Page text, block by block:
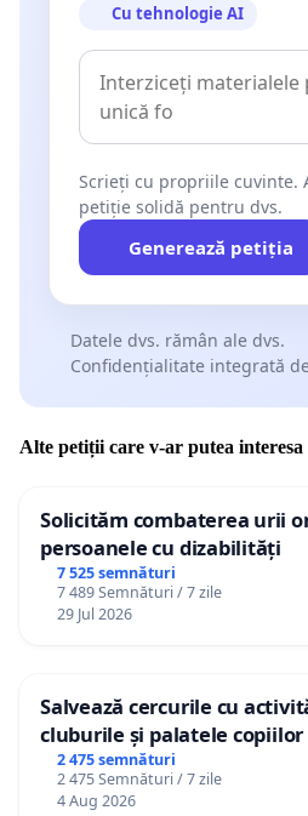
Cu tehnologie AI
Scrieți cu propriile cuvinte.
petiție solidă pentru dvs.
Generează petiția
Datele dvs. rămân ale dvs.
Confidențialitate integrată
Alte petiții care v-ar putea interesa
Solicităm combaterea urii
persoanele cu dizabilități
7 525 semnături
7 489 Semnături / 7 zile
29 Jul 2026
Salvează cercurile cu
cluburile și palatele copiilor
2 475 semnături
2 475 Semnături / 7 zile
4 Aug 2026